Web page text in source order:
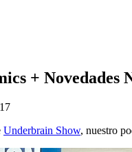
+ Novedades
Underbrain Show, nuestro